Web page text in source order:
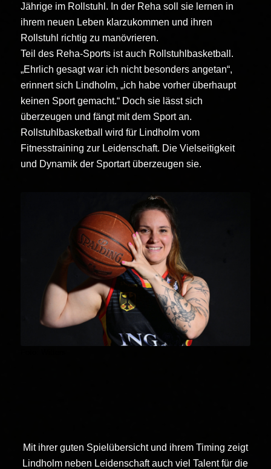
Jährige im Rollstuhl. In der Reha soll sie lernen in
ihrem neuen Leben klarzukommen und ihren
Rollstuhl richtig zu manövrieren.
Teil des Reha-Sports ist auch Rollstuhlbasketball.
„Ehrlich gesagt war ich nicht besonders angetan“,
erinnert sich Lindholm, „ich habe vorher überhaupt
keinen Sport gemacht.“ Doch sie lässt sich
überzeugen und fängt mit dem Sport an.
Rollstuhlbasketball wird für Lindholm vom
Fitnesstraining zur Leidenschaft. Die Vielseitigkeit
und Dynamik der Sportart überzeugen sie.
Mit ihrer guten Spielübersicht und ihrem Timing zeigt
Lindholm neben Leidenschaft auch viel Talent für die